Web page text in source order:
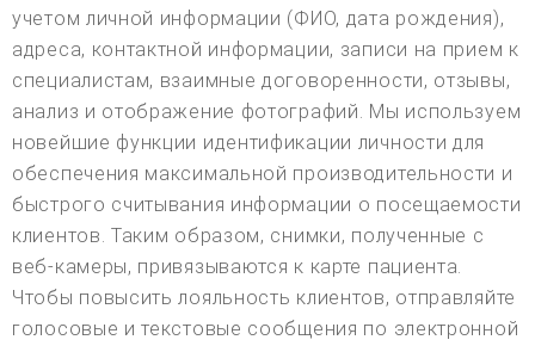
учетом личной информации (ФИО, дата рождения),
адреса, контактной информации, записи на прием к
специалистам, взаимные договоренности, отзывы,
анализ и отображение фотографий. Мы используем
новейшие функции идентификации личности для
обеспечения максимальной производительности и
быстрого считывания информации о посещаемости
клиентов. Таким образом, снимки, полученные с
веб-камеры, привязываются к карте пациента.
Чтобы повысить лояльность клиентов, отправляйте
голосовые и текстовые сообщения по электронной